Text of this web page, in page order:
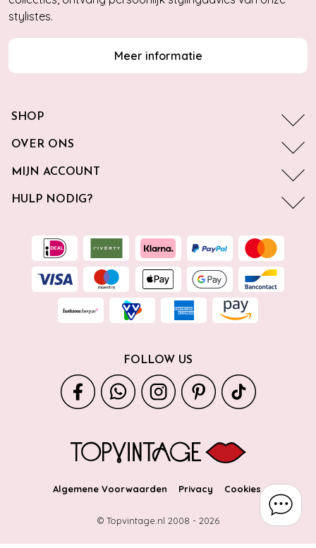
stylistes.
Meer informatie
SHOP
OVER ONS
MIJN ACCOUNT
HULP NODIG?
FOLLOW US
Algemene Voorwaarden Privacy Cookies
© Topvintage.nl 2008 - 2026